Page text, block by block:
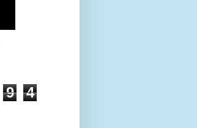
9 4